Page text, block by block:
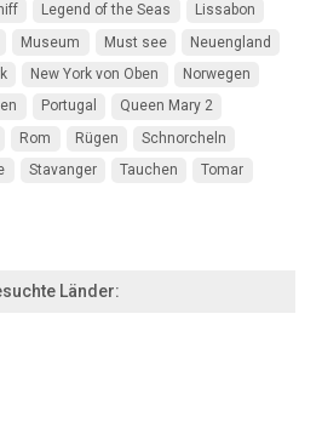
Legend of the Seas
Lissabon
Museum Must see
Neuengland
New York von Oben
Norwegen
Portugal
Queen Mary 2
Rom Rügen
Schnorcheln
Stavanger Tauchen
Tomar
Länder: